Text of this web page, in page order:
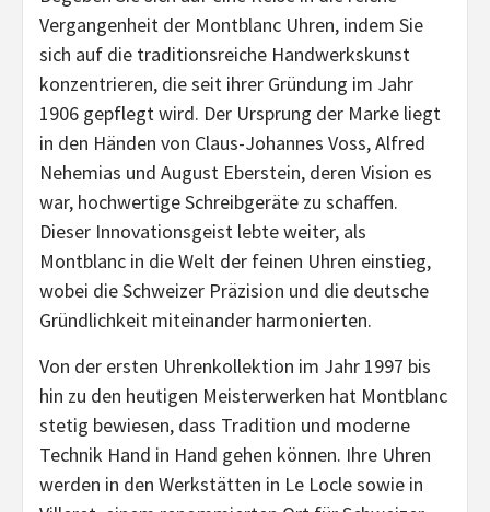
Vergangenheit der Montblanc Uhren, indem Sie
sich auf die traditionsreiche Handwerkskunst
konzentrieren, die seit ihrer Gründung im Jahr
1906 gepflegt wird. Der Ursprung der Marke liegt
in den Händen von Claus-Johannes Voss, Alfred
Nehemias und August Eberstein, deren Vision es
war, hochwertige Schreibgeräte zu schaffen.
Dieser Innovationsgeist lebte weiter, als
Montblanc in die Welt der feinen Uhren einstieg,
wobei die Schweizer Präzision und die deutsche
Gründlichkeit miteinander harmonierten.
Von der ersten Uhrenkollektion im Jahr 1997 bis
hin zu den heutigen Meisterwerken hat Montblanc
stetig bewiesen, dass Tradition und moderne
Technik Hand in Hand gehen können. Ihre Uhren
werden in den Werkstätten in Le Locle sowie in